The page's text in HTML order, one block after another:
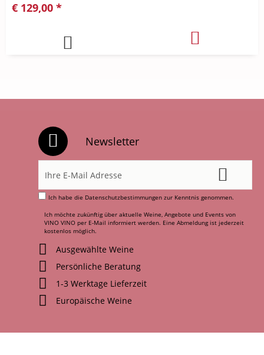
€ 129,00 *
Newsletter
Ich habe die Datenschutzbestimmungen zur Kenntnis genommen.
Ich möchte zukünftig über aktuelle Weine, Angebote und Events von
VINO VINO per E-Mail informiert werden. Eine Abmeldung ist jederzeit
kostenlos möglich.
Ausgewählte Weine
Persönliche Beratung
1-3 Werktage Lieferzeit
Europäische Weine